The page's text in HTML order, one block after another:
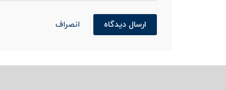
ارسال دیدگاه انصراف